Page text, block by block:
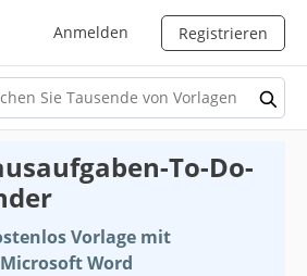
Anmelden Registrieren
To-Do-
Vorlage mit
Word